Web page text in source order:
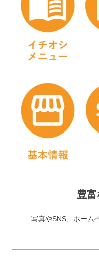
豊
写真やSNS、ホーム